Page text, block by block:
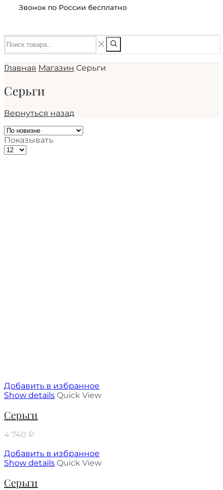
Звонок по России бесплатно
Главная Магазин Серьги
Серьги
Вернуться назад
Показывать
Добавить в избранное
Show details Quick View
Серьги
4 740 ₽
Добавить в избранное
Show details Quick View
Серьги